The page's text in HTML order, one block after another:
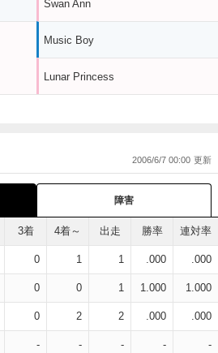
Swan Ann
Music Boy
Lunar Princess
2006/6/7 00:00
障害
3着 4着～ 出走 勝率 連対率
0 1 1 .000 .000
0 0 1 1.000 1.000
0 2 2 .000 .000
- - - - -